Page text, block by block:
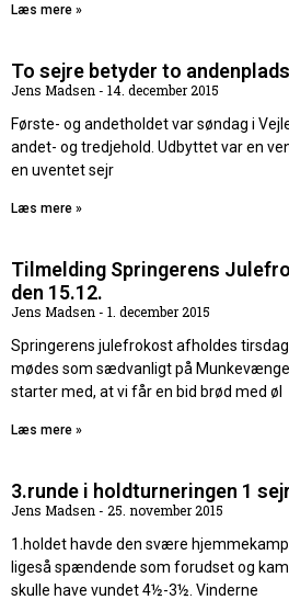
Læs mere »
To sejre betyder to
Jens Madsen
14. december 2015
Første- og andetholdet var søndag i
andet- og tredjehold. Udbyttet var en
en uventet sejr
Læs mere »
Tilmelding Springerens
den 15.12.
Jens Madsen
1. december 2015
Springerens julefrokost afholdes tirsdag
mødes som sædvanligt på
starter med, at vi får en bid brød med øl
Læs mere »
3.runde i holdturneringen 1
Jens Madsen
25. november 2015
1.holdet havde den svære
ligeså spændende som forudset og
skulle have vundet 4½-3½. Vinderne